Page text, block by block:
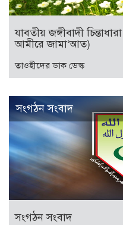
যাবতীয় জঙ্গীবাদী
আমীরে জামা‘আত)
তাওহীদের ডাক ডেস্ক
সংগঠন সংবাদ
সংগঠন সংবাদ